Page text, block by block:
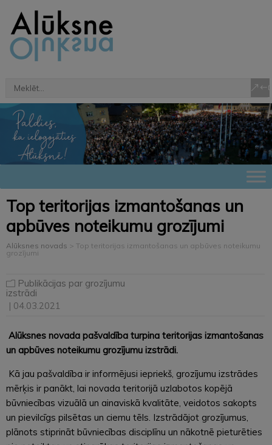
Top teritorijas izmantošanas un
apbūves noteikumu grozījumi
Alūksnes novads > Top teritorijas izmantošanas un apbūves noteikumu
grozījumi
Publikācijas par grozījumu
izstrādi
| 04.03.2021
Alūksnes novada pašvaldība turpina teritorijas izmantošanas
un apbūves noteikumu grozījumu izstrādi.
Kā jau pašvaldība ir informējusi iepriekš, grozījumu izstrādes
mērķis ir panākt, lai novada teritorijā uzlabotos kopējā
būvniecības vizuālā un ainaviskā kvalitāte, veidotos sakopts
un pievilcīgs pilsētas un ciemu tēls. Izstrādājot grozījumus,
plānots stiprināt būvniecības disciplīnu un nākotnē pieturēties